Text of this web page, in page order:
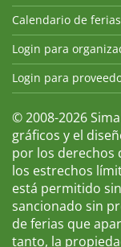
Calendario de
Login para
Login para
© 2008-2026
gráficos y el
por los derechos
los estrechos
está permitido
sancionado sin
de ferias que
tanto, la